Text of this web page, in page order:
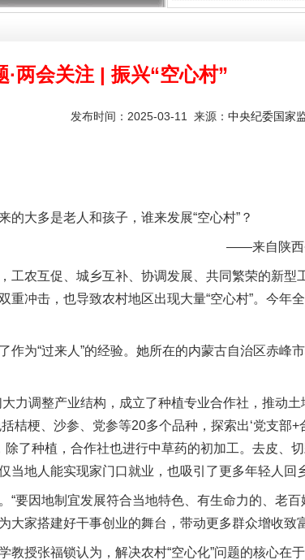
·两会关注 | 振兴“空心村”
发布时间：2025-03-11 来源： 中央纪委国家
大多是老人和孩子，谁来发展“空心村”？
——来自陕西省
农互促、城乡互补、协调发展、共同繁荣的新型
冲击，也导致农村地区出现大量“空心村”。今年
为“过来人”的经验。她所在的内蒙古自治区赤峰
调整产业结构，成立了种植专业合作社，推动土
桔梗、沙参、党参等20多个品种，探索出‘党支部+
除了种植，合作社也进行中草药的初加工。去皮
地人能实现家门口就业，也吸引了更多年轻人回
因地制宜发展符合当地特色、有生命力的、老百
家搭建好干事创业的舞台，带动更多群众增收致
授张福锁认为，解决农村“空心化”问题的核心在
让核能赋能千行百业